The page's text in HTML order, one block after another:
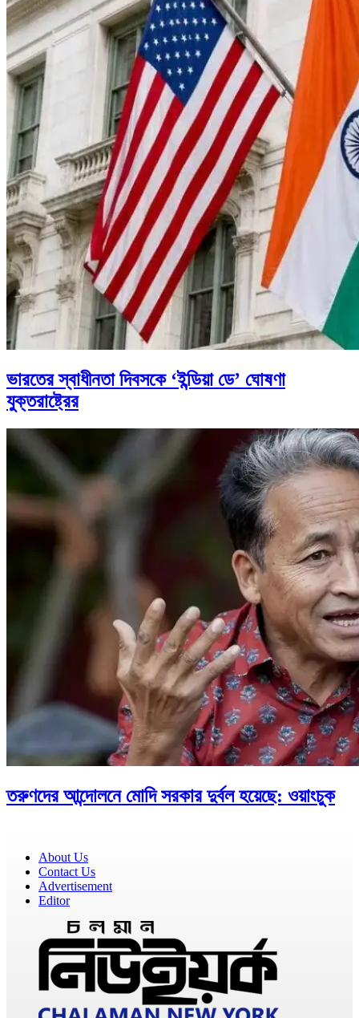
ভারতের স্বাধীনতা দিবসকে ‘ইন্ডিয়া ডে’ ঘোষণা
যুক্তরাষ্ট্রের
তরুণদের আন্দোলনে মোদি সরকার দুর্বল হয়েছে: ওয়াংচুক
About Us
Contact Us
Advertisement
Editor